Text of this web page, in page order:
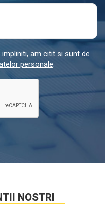
am citit si sunt de
personale.
NOSTRI